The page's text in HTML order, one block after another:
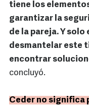
tiene los
garantizar la
de la pareja. Y solo
desmantelar este
encontrar
concluyó.
Ceder no significa